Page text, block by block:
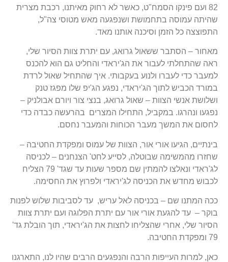
82 ועם פינקו הסמח"ט, כאשר לא רחוק מאיתנו, רכבת מצרית
שהיתה עמוסה בתחמושת ושנפגעה מאש מטוסי צה"ל,
התפוצצה כל הזמן וסיכנה אותנו מאד.
מאחור – הסתבר ששאול גרואג, עם יתרת צוות הסיור שלי,
ראה שהתחלתי לעבור את הג'יראדי והחליט גם הוא להכנס
למעבר כדי לעברו ולנוע בעקבותי. איך שהתחיל שאול לרדת
במורד הכביש לתוך הג'יראדי, נפגע הג'יפ שלו מפגז טנק
ושלושת אנשי הצוות – שאול גרואג, בנצי צור ויורם אבולניק –
נפגעו ונהרגו. במקביל, התחילו המצרים בהרעשה כבדה כדי
לחסום את המשך מעבר הכוחות והמעבר נחסם.
בינתיים, הגיעו אורי אור, הצוות של עמוס ומפקדת החטיבה –
שחזרו מהמשימה שבוטלה, לסייע לחט' הצנחנים – לכניסה
לג'ראדי ונאלצו להמתין שם מספר שעות עד שגד' 79 הצליח
לכבוש מחדש את הכניסה לג'יראדי ולפרוץ את החסימה.
ככה המתנו שם – בכניסה לאל עריש, עד לסביבות שלוש לפנות
בוקר – עד להגעת אורי אור עם יתרת הפלוגה ועם יתרת צוות
הסיור שלי, אחרי שהצליחו לחצות את הג'יראדי, תוך הובלת גד'
79 ומפקדת החטיבה.
כאן, למרות העייפות הרבה והנפגעים הרבים שהיו לנו, התארגנו